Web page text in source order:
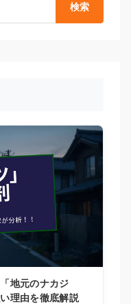
検索
地元のナカジ
理由を徹底解説